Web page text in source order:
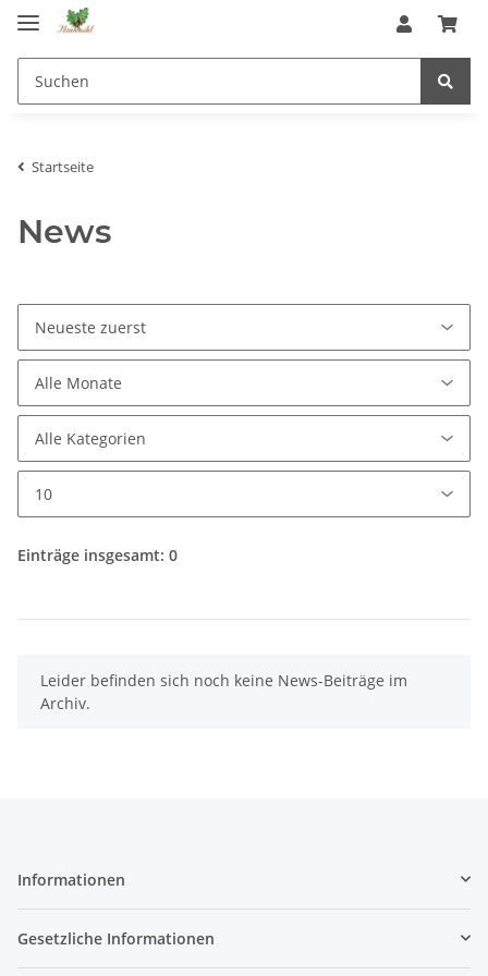
Startseite
News
Einträge insgesamt: 0
xLeider befinden sich noch keine News-Beiträge im
Archiv.
Informationen
Gesetzliche Informationen